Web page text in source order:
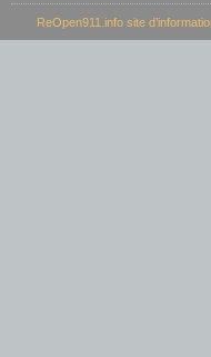
ReOpen911.info site